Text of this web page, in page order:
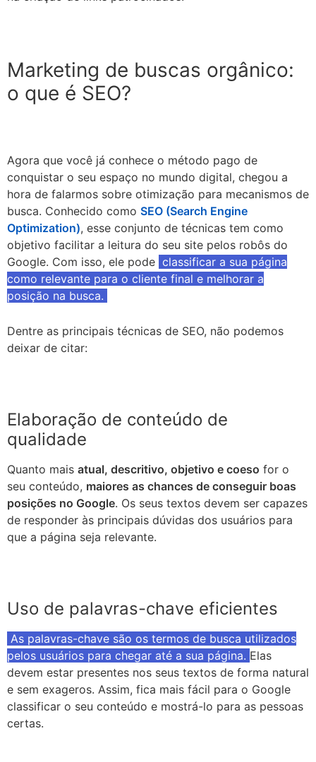
Marketing de buscas orgânico:
o que é SEO?
Agora que você já conhece o método pago de
conquistar o seu espaço no mundo digital, chegou a
hora de falarmos sobre otimização para mecanismos de
busca. Conhecido como SEO (Search Engine
Optimization), esse conjunto de técnicas tem como
objetivo facilitar a leitura do seu site pelos robôs do
Google. Com isso, ele pode classificar a sua página
como relevante para o cliente final e melhorar a
posição na busca.
Dentre as principais técnicas de SEO, não podemos
deixar de citar:
Elaboração de conteúdo de
qualidade
Quanto mais atual, descritivo, objetivo e coeso for o
seu conteúdo, maiores as chances de conseguir boas
posições no Google. Os seus textos devem ser capazes
de responder às principais dúvidas dos usuários para
que a página seja relevante.
Uso de palavras-chave eficientes
As palavras-chave são os termos de busca utilizados
pelos usuários para chegar até a sua página. Elas
devem estar presentes nos seus textos de forma natural
e sem exageros. Assim, fica mais fácil para o Google
classificar o seu conteúdo e mostrá-lo para as pessoas
certas.